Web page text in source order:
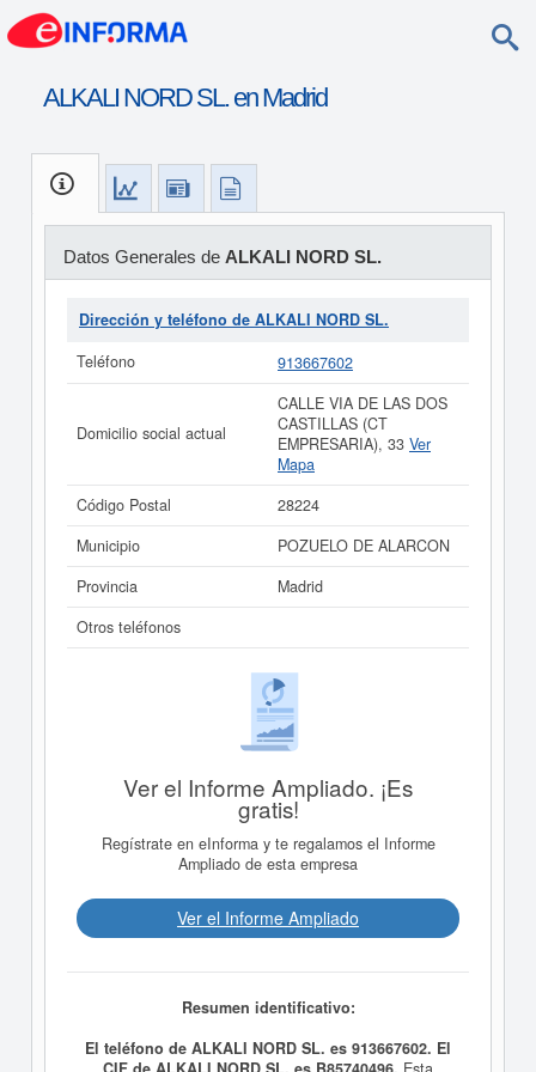
ALKALI NORD SL. en Madrid
Datos Generales de ALKALI NORD SL.
Dirección y teléfono de ALKALI NORD SL.
Teléfono
913667602
Domicilio social actual
CALLE VIA DE LAS DOS
CASTILLAS (CT
EMPRESARIA), 33 Ver
Mapa
Código Postal
28224
Municipio
POZUELO DE ALARCON
Provincia
Madrid
Otros teléfonos
Ver el Informe Ampliado. ¡Es
gratis!
Regístrate en eInforma y te regalamos el Informe
Ampliado de esta empresa
Ver el Informe Ampliado
Resumen identificativo:
El teléfono de ALKALI NORD SL. es 913667602. El